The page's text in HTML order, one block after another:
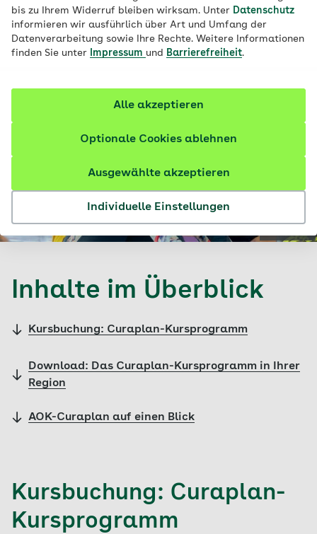
bis zu Ihrem Widerruf bleiben wirksam. Unter Datenschutz
informieren wir ausführlich über Art und Umfang der
Datenverarbeitung sowie Ihre Rechte. Weitere Informationen
finden Sie unter
Impressum und Barrierefreiheit.
Individuelle Einstellungen
Ausgewählte akzeptieren
Optionale Cookies ablehnen
Alle akzeptieren
© AOK
Inhalte im Überblick
Kursbuchung: Curaplan-Kursprogramm
Download: Das Curaplan-Kursprogramm in Ihrer
Region
AOK-Curaplan auf einen Blick
Kursbuchung: Curaplan-
Kursprogramm